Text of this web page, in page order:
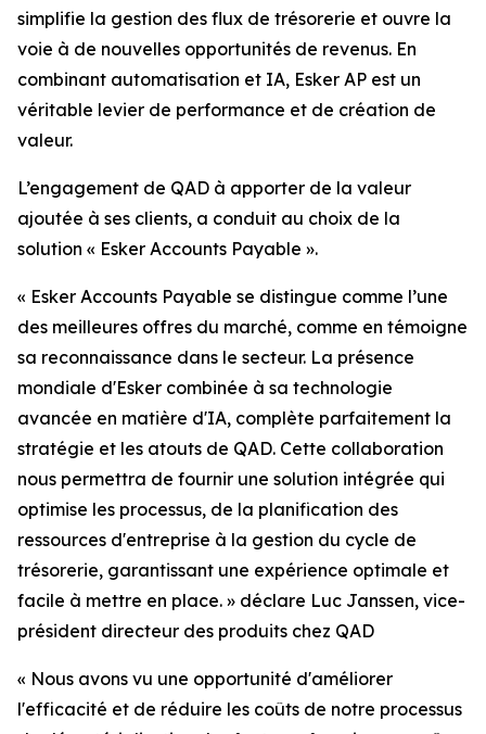
simplifie la gestion des flux de trésorerie et ouvre la
voie à de nouvelles opportunités de revenus. En
combinant automatisation et IA, Esker AP est un
véritable levier de performance et de création de
valeur.
L’engagement de QAD à apporter de la valeur
ajoutée à ses clients, a conduit au choix de la
solution « Esker Accounts Payable ».
« Esker Accounts Payable se distingue comme l’une
des meilleures offres du marché, comme en témoigne
sa reconnaissance dans le secteur. La présence
mondiale d'Esker combinée à sa technologie
avancée en matière d'IA, complète parfaitement la
stratégie et les atouts de QAD. Cette collaboration
nous permettra de fournir une solution intégrée qui
optimise les processus, de la planification des
ressources d'entreprise à la gestion du cycle de
trésorerie, garantissant une expérience optimale et
facile à mettre en place. » déclare Luc Janssen, vice-
président directeur des produits chez QAD
« Nous avons vu une opportunité d'améliorer
l'efficacité et de réduire les coûts de notre processus